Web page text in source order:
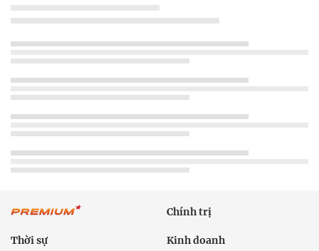
Chính trị
Thời sự Kinh doanh